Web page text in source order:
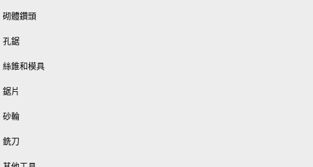
砌體鑽頭
孔鋸
絲錐和模具
鋸片
砂輪
銑刀